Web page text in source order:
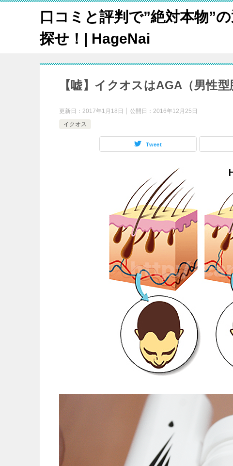
口コミと評判で”絶対本物”
探せ！| HageNai
【嘘】イクオスはAGA（男性
更新日： 2017年1月18日 公開日： 2016年12月25日
イクオス
Tweet